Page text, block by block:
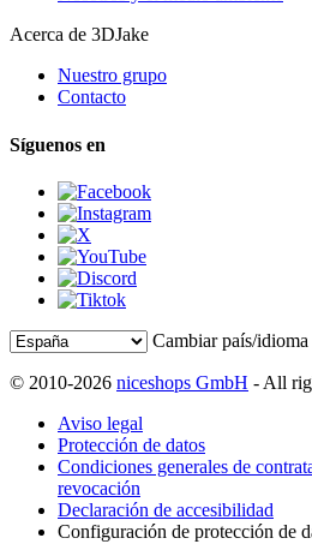
Acerca de 3DJake
Nuestro grupo
Contacto
Síguenos en
Cambiar país/idioma
© 2010-2026 niceshops GmbH - All
Aviso legal
Protección de datos
Condiciones generales de
revocación
Declaración de accesibilidad
Configuración de protección de